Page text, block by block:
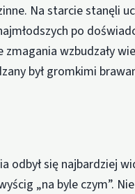
Na starcie stanęli
po
zmagania wzbudzały
był gromkimi
odbył się najbardziej
„na byle czym”.